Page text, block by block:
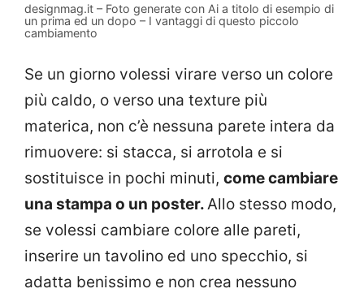
designmag.it – Foto generate con Ai a titolo di esempio di
un prima ed un dopo – I vantaggi di questo piccolo
cambiamento
Se un giorno volessi virare verso un colore
più caldo, o verso una texture più
materica, non c’è nessuna parete intera da
rimuovere: si stacca, si arrotola e si
sostituisce in pochi minuti, come cambiare
una stampa o un poster.Allo stesso modo,
se volessi cambiare colore alle pareti,
inserire un tavolino ed uno specchio, si
adatta benissimo e non crea nessuno